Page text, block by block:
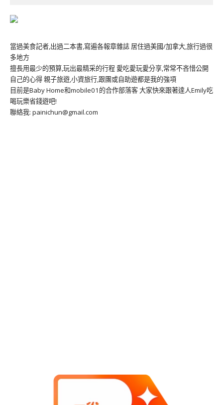
當過美食記者,出過二本書,寫遍各報章雜誌 居住過美國/加拿大,旅行過很
多地方
擅長用最少的預算,玩出最精采的行程 愛吃愛玩愛分享,常常不吝惜公開
自己的心得 親子旅遊,小資旅行,跟團或自助遊都是我的強項
目前是Baby Home和mobile01的合作部落客 大家快來跟著達人Emily吃
喝玩樂省錢遊吧!
聯絡我: painichun@gmail.com